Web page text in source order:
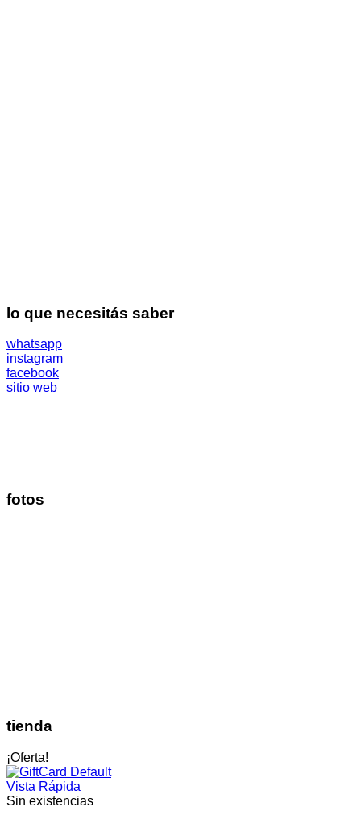
lo que necesitás saber
whatsapp
instagram
facebook
sitio web
fotos
tienda
¡Oferta!
Vista Rápida
Sin existencias